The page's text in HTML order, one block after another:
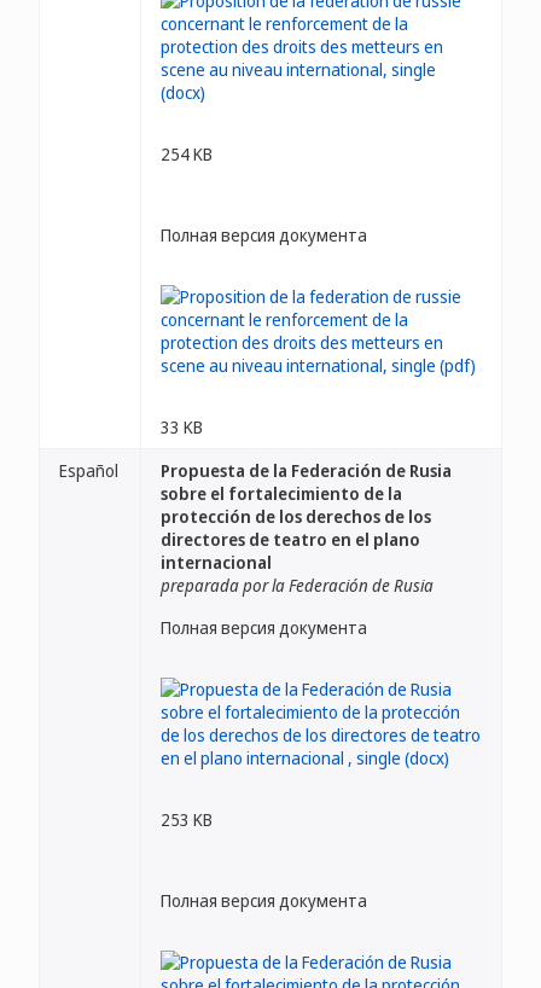
254 KB
Полная версия документа
33 KB
Español
Propuesta de la Federación de Rusia
sobre el fortalecimiento de la
protección de los derechos de los
directores de teatro en el plano
internacional
preparada por la Federación de Rusia
Полная версия документа
253 KB
Полная версия документа